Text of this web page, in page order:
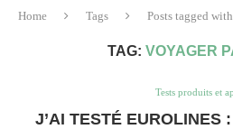
Home Tags Posts tagged
TAG: VOYAGER
Tests produits et
J’AI TESTÉ EUROLINES